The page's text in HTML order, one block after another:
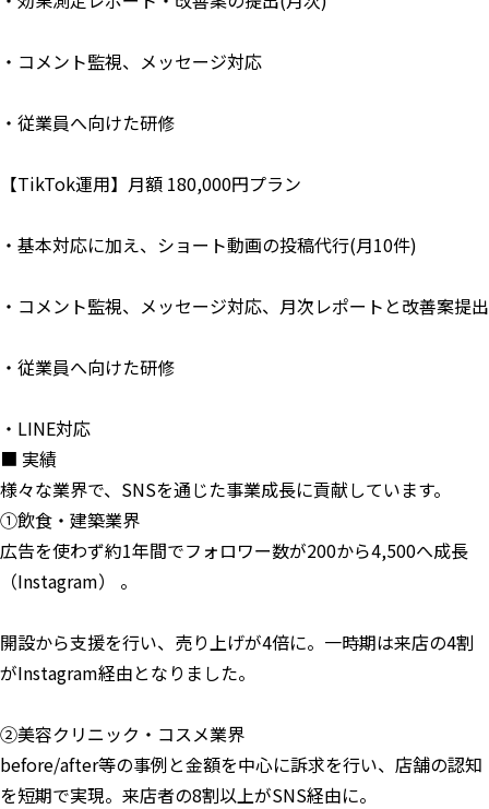
・コメント監視、メッセージ対応
・従業員へ向けた研修
【TikTok運用】月額 180,000円プラン
・基本対応に加え、ショート動画の投稿代行(月10件)
・コメント監視、メッセージ対応、月次レポートと改善案提出
・従業員へ向けた研修
・LINE対応
■ 実績
様々な業界で、SNSを通じた事業成長に貢献しています。
①飲食・建築業界
広告を使わず約1年間でフォロワー数が200から4,500へ成長
（Instagram） 。
開設から支援を行い、売り上げが4倍に。一時期は来店の4割
がInstagram経由となりました。
②美容クリニック・コスメ業界
before/after等の事例と金額を中心に訴求を行い、店舗の認知
を短期で実現。来店者の8割以上がSNS経由に。